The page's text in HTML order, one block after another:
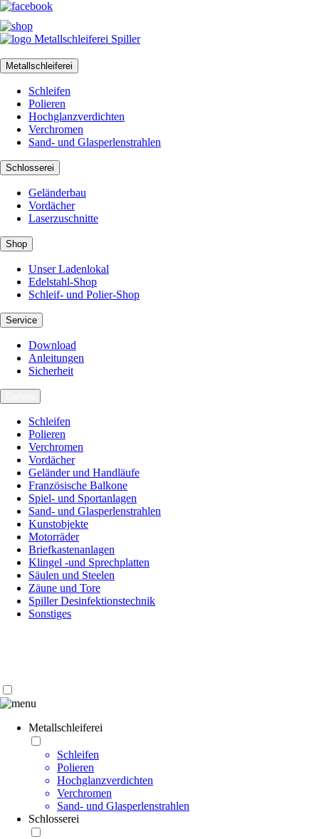
Metallschleiferei
Schleifen
Polieren
Hochglanzverdichten
Verchromen
Sand- und Glasperlenstrahlen
Schlosserei
Geländerbau
Vordächer
Laserzuschnitte
Shop
Unser Ladenlokal
Edelstahl-Shop
Schleif- und Polier-Shop
Service
Download
Anleitungen
Sicherheit
Schleifen
Polieren
Verchromen
Vordächer
Geländer und Handläufe
Französische Balkone
Spiel- und Sportanlagen
Sand- und Glasperlenstrahlen
Kunstobjekte
Motorräder
Briefkastenanlagen
Klingel -und Sprechplatten
Säulen und Steelen
Zäune und Tore
Spiller Desinfektionstechnik
Sonstiges
Metallschleiferei
Schleifen
Polieren
Hochglanzverdichten
Verchromen
Sand- und Glasperlenstrahlen
Schlosserei